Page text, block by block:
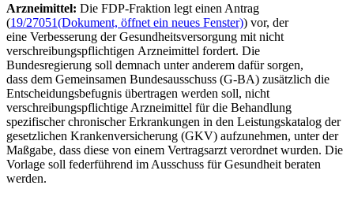
Arzneimittel: Die FDP-Fraktion legt einen Antrag
(19/27051(Dokument, öffnet ein neues Fenster)) vor, der
eine Verbesserung der Gesundheitsversorgung mit nicht
verschreibungspflichtigen Arzneimittel fordert. Die
Bundesregierung soll demnach unter anderem dafür sorgen,
dass dem Gemeinsamen Bundesausschuss (G-BA) zusätzlich die
Entscheidungsbefugnis übertragen werden soll, nicht
verschreibungspflichtige Arzneimittel für die Behandlung
spezifischer chronischer Erkrankungen in den Leistungskatalog der
gesetzlichen Krankenversicherung (GKV) aufzunehmen, unter der
Maßgabe, dass diese von einem Vertragsarzt verordnet wurden. Die
Vorlage soll federführend im Ausschuss für Gesundheit beraten
werden.